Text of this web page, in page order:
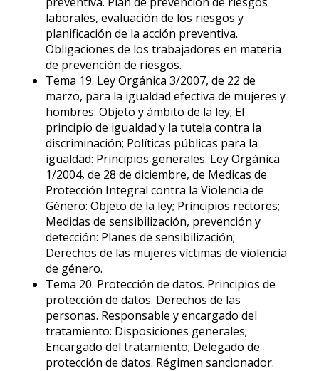
laborales, evaluación de los riesgos y
planificación de la acción preventiva.
Obligaciones de los trabajadores en materia
de prevención de riesgos.
Tema 19. Ley Orgánica 3/2007, de 22 de
marzo, para la igualdad efectiva de mujeres y
hombres: Objeto y ámbito de la ley; El
principio de igualdad y la tutela contra la
discriminación; Políticas públicas para la
igualdad: Principios generales. Ley Orgánica
1/2004, de 28 de diciembre, de Medicas de
Protección Integral contra la Violencia de
Género: Objeto de la ley; Principios rectores;
Medidas de sensibilización, prevención y
detección: Planes de sensibilización;
Derechos de las mujeres víctimas de violencia
de género.
Tema 20. Protección de datos. Principios de
protección de datos. Derechos de las
personas. Responsable y encargado del
tratamiento: Disposiciones generales;
Encargado del tratamiento; Delegado de
protección de datos. Régimen sancionador.